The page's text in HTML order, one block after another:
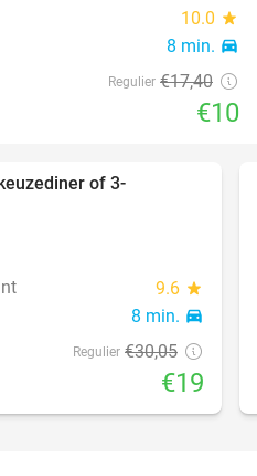
10.0 star
8 min. directions_car
Regulier €17,40
€10
of 3-
9.6 star
8 min. directions_car
Regulier €30,05
€19